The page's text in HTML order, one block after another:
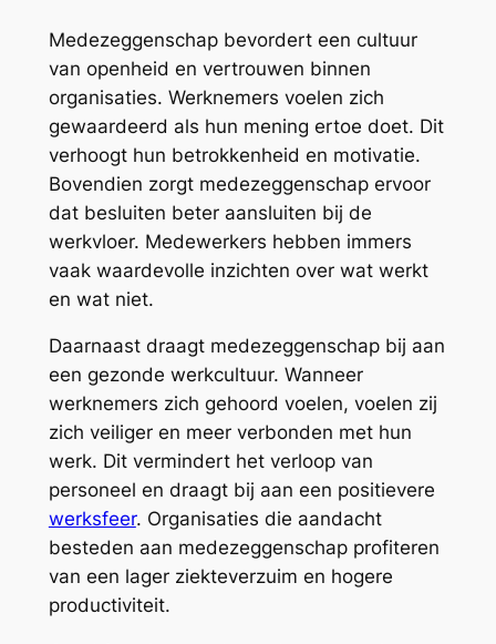
Medezeggenschap bevordert een cultuur
van openheid en vertrouwen binnen
organisaties. Werknemers voelen zich
gewaardeerd als hun mening ertoe doet. Dit
verhoogt hun betrokkenheid en motivatie.
Bovendien zorgt medezeggenschap ervoor
dat besluiten beter aansluiten bij de
werkvloer. Medewerkers hebben immers
vaak waardevolle inzichten over wat werkt
en wat niet.
Daarnaast draagt medezeggenschap bij aan
een gezonde werkcultuur. Wanneer
werknemers zich gehoord voelen, voelen zij
zich veiliger en meer verbonden met hun
werk. Dit vermindert het verloop van
personeel en draagt bij aan een positievere
werksfeer. Organisaties die aandacht
besteden aan medezeggenschap profiteren
van een lager ziekteverzuim en hogere
productiviteit.